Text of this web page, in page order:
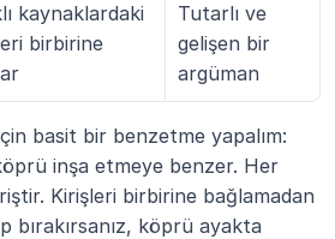
kaynaklardaki
birbirine
Tutarlı ve
gelişen bir
argüman
basit bir benzetme yapalım:
inşa etmeye benzer. Her
Kirişleri birbirine bağlamadan
bırakırsanız, köprü ayakta